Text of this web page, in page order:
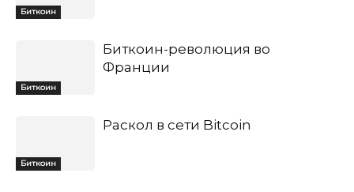
Биткоин
Биткоин
Биткоин-революция во
Франции
Биткоин
Раскол в сети Bitcoin